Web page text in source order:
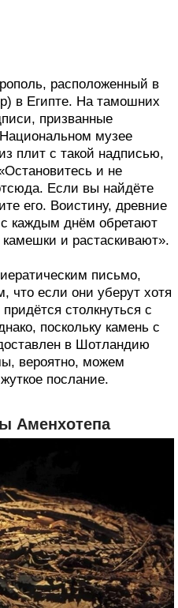
расположенный в
в Египте. На тамошних
призванные
музее
плит с такой надписью,
и не
Если вы найдёте
его. Воистину, древние
каждым днём обретают
и растаскивают».
письмо,
что если они уберут хотя
столкнуться с
поскольку камень с
в Шотландию
вероятно, можем
послание.
Аменхотепа